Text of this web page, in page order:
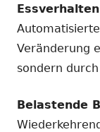
Essverhalten
Veränderung
sondern
Belastende